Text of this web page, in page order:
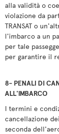
alla validità o
violazione da
TRANSAT o
l'imbarco a un
per tale
per garantire il
8- PENALI DI
ALL'IMBARCO
I termini e
cancellazione
seconda